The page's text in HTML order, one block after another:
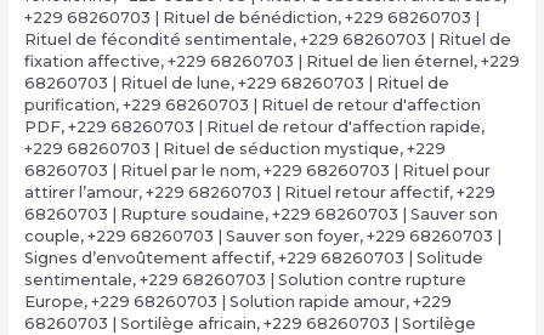
+229 68260703 | Rituel de bénédiction, +229 68260703 |
Rituel de fécondité sentimentale, +229 68260703 | Rituel de
fixation affective, +229 68260703 | Rituel de lien éternel , +229
68260703 | Rituel de lune, +229 68260703 | Rituel de
purification, +229 68260703 | Rituel de retour d'affection
PDF, +229 68260703 | Rituel de retour d'affection rapide,
+229 68260703 | Rituel de séduction mystique, +229
68260703 | Rituel par le nom, +229 68260703 | Rituel pour
attirer l’amour, +229 68260703 | Rituel retour affectif, +229
68260703 | Rupture soudaine, +229 68260703 | Sauver son
couple, +229 68260703 | Sauver son foyer, +229 68260703 |
Signes d’envoûtement affectif, +229 68260703 | Solitude
sentimentale, +229 68260703 | Solution contre rupture
Europe, +229 68260703 | Solution rapide amour, +229
68260703 | Sortilège africain, +229 68260703 | Sortilège